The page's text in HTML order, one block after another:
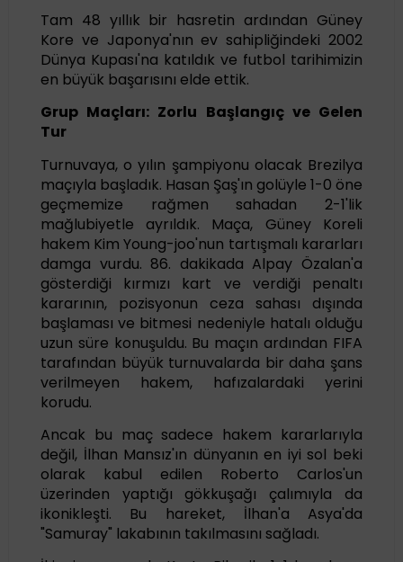
Tam 48 yıllık bir hasretin ardından Güney
Kore ve Japonya'nın ev sahipliğindeki 2002
Dünya Kupası'na katıldık ve futbol tarihimizin
en büyük başarısını elde ettik.
Grup Maçları: Zorlu Başlangıç ve Gelen
Tur
Turnuvaya, o yılın şampiyonu olacak Brezilya
maçıyla başladık. Hasan Şaş'ın golüyle 1-0 öne
geçmemize rağmen sahadan 2-1'lik
mağlubiyetle ayrıldık. Maça, Güney Koreli
hakem Kim Young-joo'nun tartışmalı kararları
damga vurdu. 86. dakikada Alpay Özalan'a
gösterdiği kırmızı kart ve verdiği penaltı
kararının, pozisyonun ceza sahası dışında
başlaması ve bitmesi nedeniyle hatalı olduğu
uzun süre konuşuldu. Bu maçın ardından FIFA
tarafından büyük turnuvalarda bir daha şans
verilmeyen hakem, hafızalardaki yerini
korudu.
Ancak bu maç sadece hakem kararlarıyla
değil, İlhan Mansız'ın dünyanın en iyi sol beki
olarak kabul edilen Roberto Carlos'un
üzerinden yaptığı gökkuşağı çalımıyla da
ikonikleşti. Bu hareket, İlhan'a Asya'da
"Samuray" lakabının takılmasını sağladı.